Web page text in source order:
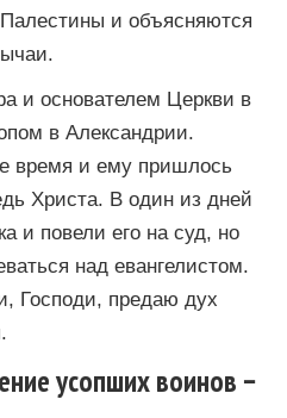
и объясняются
и основателем Церкви в
в Александрии.
время и ему пришлось
Христа. В один из дней
и повели его на суд, но
над евангелистом.
Господи, предаю дух
усопших воинов −